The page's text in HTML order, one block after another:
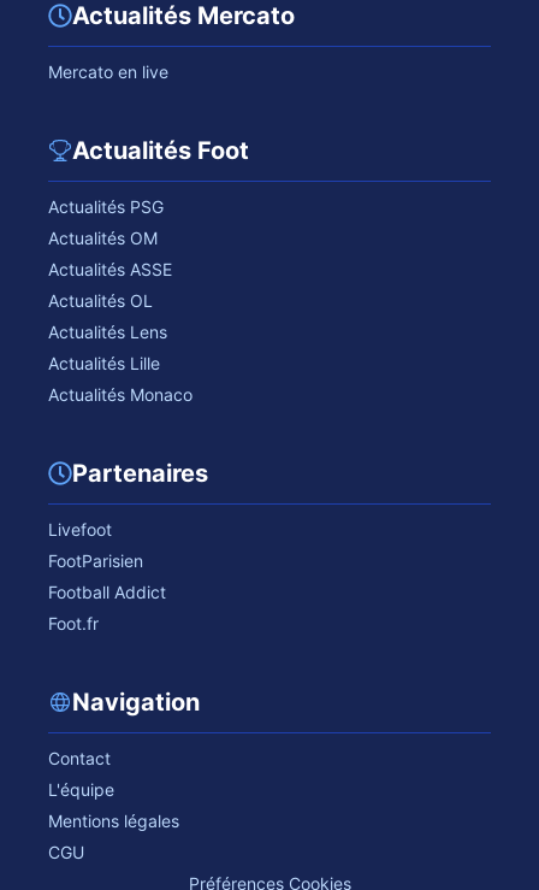
Actualités Mercato
Mercato en live
Actualités Foot
Actualités PSG
Actualités OM
Actualités ASSE
Actualités OL
Actualités Lens
Actualités Lille
Actualités Monaco
Partenaires
Livefoot
FootParisien
Football Addict
Foot.fr
Navigation
Contact
L'équipe
Mentions légales
CGU
Préférences Cookies